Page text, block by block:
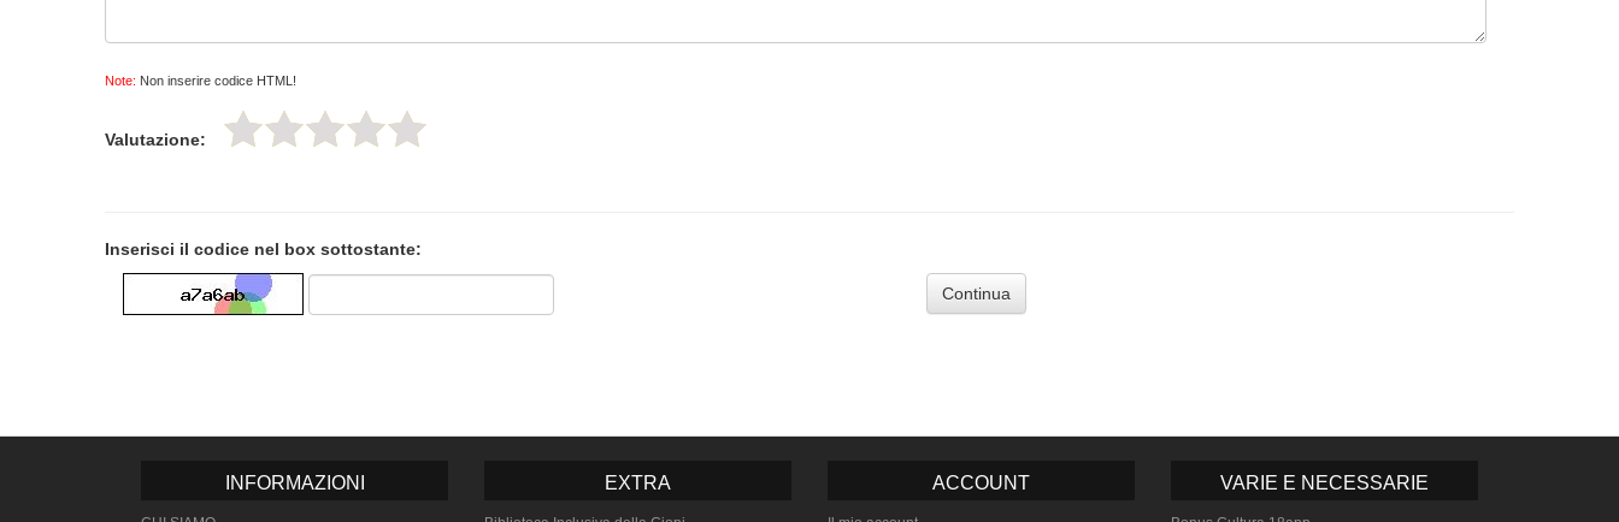
Note: Non inserire codice HTML!
Valutazione:
Inserisci il codice nel box sottostante:
Continua
INFORMAZIONI EXTRA ACCOUNT VARIE E NECESSARIE